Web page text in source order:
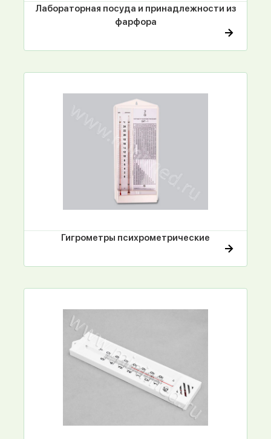
Лабораторная посуда и принадлежности из
фарфора
Гигрометры психрометрические